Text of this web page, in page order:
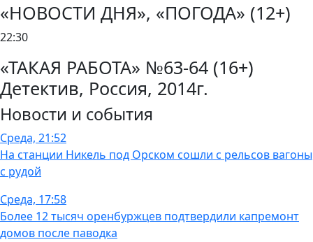
«НОВОСТИ ДНЯ», «ПОГОДА» (12+)
22:30
«ТАКАЯ РАБОТА» №63-64 (16+)
Детектив, Россия, 2014г.
Новости и события
Среда, 21:52
На станции Никель под Орском сошли с рельсов вагоны
с рудой
Среда, 17:58
Более 12 тысяч оренбуржцев подтвердили капремонт
домов после паводка